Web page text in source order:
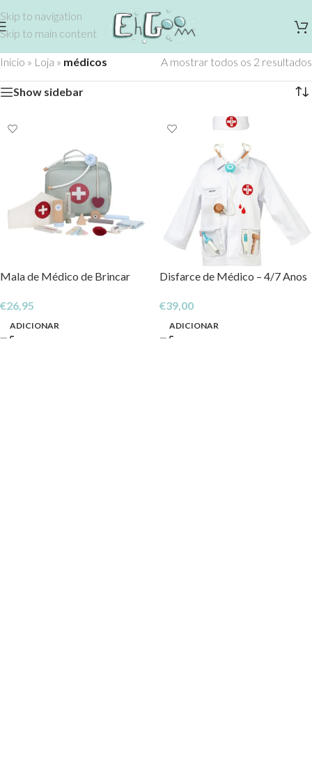
Skip to navigation
Skip to main content
Início » Loja » médicos A mostrar todos os 2 resultados
Show sidebar
Mala de Médico de Brincar
€26,95
ADICIONAR
Disfarce de Médico – 4/7 Anos
€39,00
ADICIONAR